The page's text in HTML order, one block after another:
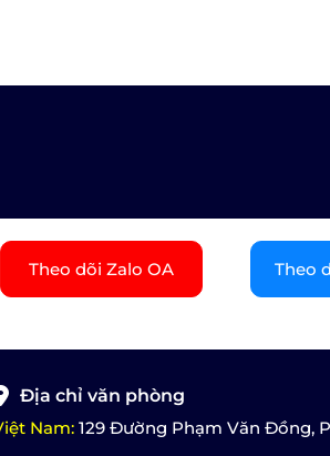
Theo dõi Zalo OA Theo
Địa chỉ văn phòng
Nam: 129 Đường Phạm Văn Đồng,